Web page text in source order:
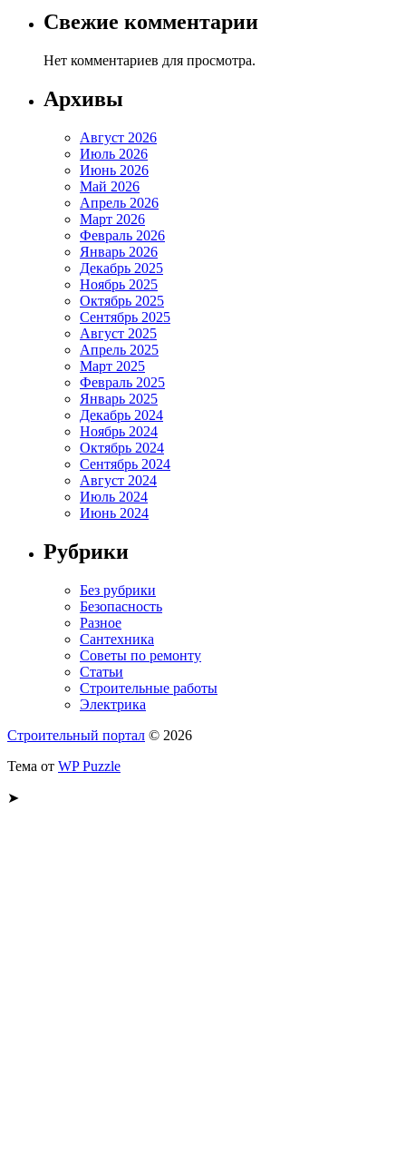
Свежие комментарии
Нет комментариев для просмотра.
Архивы
Август 2026
Июль 2026
Июнь 2026
Май 2026
Апрель 2026
Март 2026
Февраль 2026
Январь 2026
Декабрь 2025
Ноябрь 2025
Октябрь 2025
Сентябрь 2025
Август 2025
Апрель 2025
Март 2025
Февраль 2025
Январь 2025
Декабрь 2024
Ноябрь 2024
Октябрь 2024
Сентябрь 2024
Август 2024
Июль 2024
Июнь 2024
Рубрики
Без рубрики
Безопасность
Разное
Сантехника
Советы по ремонту
Статьи
Строительные работы
Электрика
Строительный портал © 2026
Тема от WP Puzzle
➤